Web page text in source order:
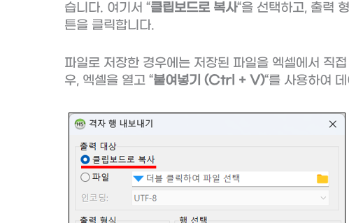
습니다. 여기서 “클립보드로 복사“을 선택하고, 출력
튼을 클릭합니다.
파일로 저장한 경우에는 저장된 파일을 엑셀에서 직
우, 엑셀을 열고 “붙여넣기 (Ctrl + V)“를 사용하여